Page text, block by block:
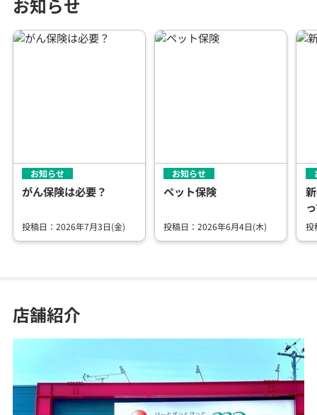
お知らせ
お知らせ
がん保険は必要？
投稿日：2026年7月3日(金)
お知らせ
ペット保険
投稿日：2026年6月4日(木) 投
店舗紹介